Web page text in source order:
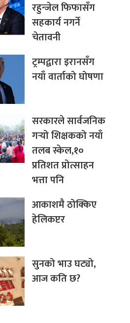
रहुन्जेल फिफासँग
सहकार्य नगर्ने
चेतावनी
ट्रम्पद्वारा इरानसँग
नयाँ वार्ताको घोषणा
सरकारले सार्वजनिक
गर्‍यो शिक्षकको नयाँ
तलब स्केल,१०
प्रतिशत प्रोत्साहन
भत्ता पनि
आकाशमै ठोक्किए
हेलिकप्टर
सुनको भाउ घट्यो,
आज कति छ?